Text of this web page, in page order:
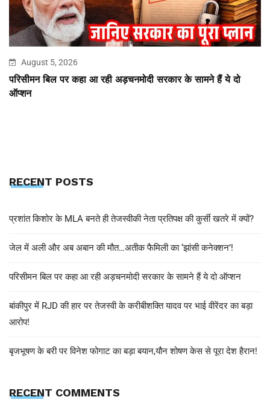
August 5, 2026
परिसीमन बिल पर कहा आ रही अड़चनमोदी सरकार के सामने हैं ये दो
ऑप्शन
RECENT POSTS
प्रशांत किशोर के MLA बनते ही तेजस्वीकी नेता प्रतिपक्ष की कुर्सी खतरे में क्यों?
जेल में अली और अब अबान की मौत…अतीक फैमिली का ‘झांसी कनेक्शन’!
परिसीमन बिल पर कहा आ रही अड़चनमोदी सरकार के सामने हैं ये दो ऑप्शन
बांकीपुर में RJD की हार पर तेजस्वी के करीबीशक्ति यादव पर भाई वीरेंदर का बड़ा
आरोप!
बृजभूषण के बरी पर विनेश फोगाट का बड़ा बयान,यौन शोषण केस से पूरा देश हैरान!
RECENT COMMENTS